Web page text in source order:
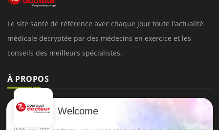
Le site santé de référence avec chaque jour toute l'actualité
médicale decryptée par des médecins en exercice et les
conseils des meilleurs spécialistes.
À PROPOS
Données personnelles et cookies
Welcome